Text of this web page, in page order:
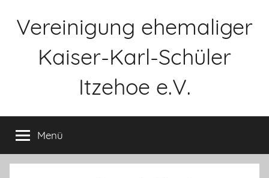
InhaltVereinigung ehemaliger
Kaiser-Karl-Schüler
Itzehoe e.V.
Menü